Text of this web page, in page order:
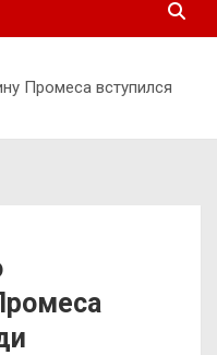
Промеса вступился